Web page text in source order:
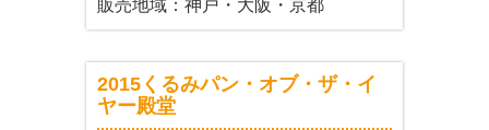
販売地域：神戸・大阪・京都
2015くるみパン・オブ・ザ・イ
ヤー殿堂